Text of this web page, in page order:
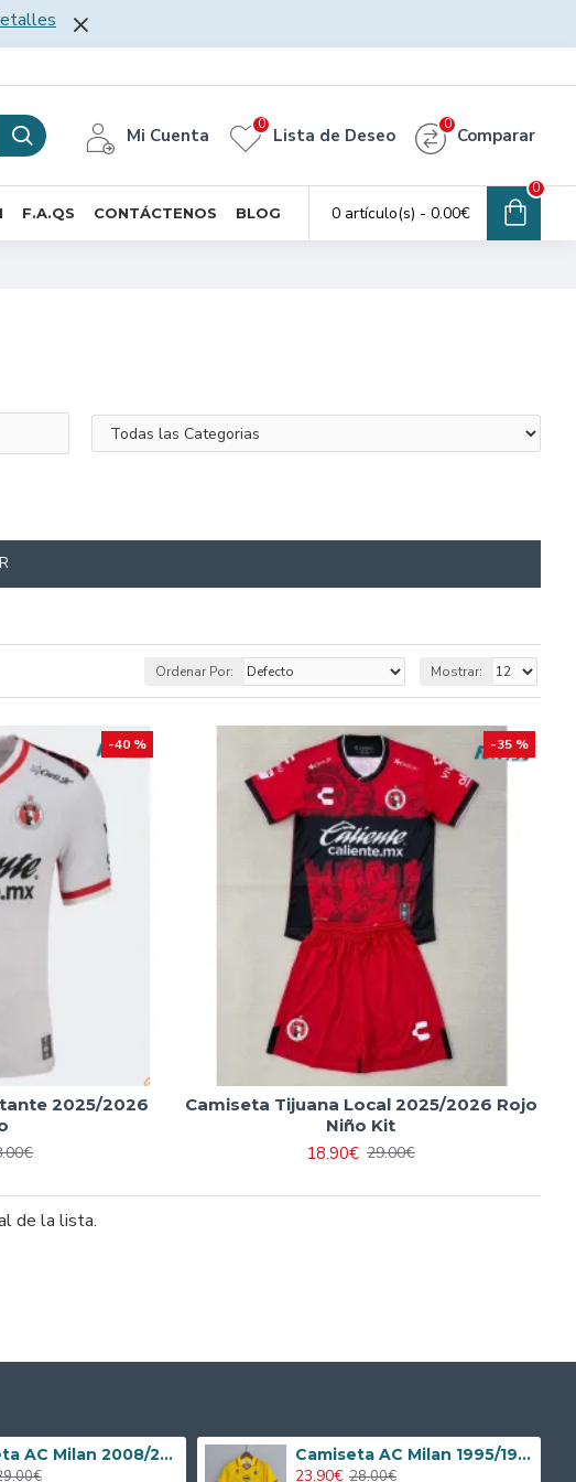
Mi Cuenta Lista de Deseo
0
Comparar
0
F.A.QS CONTÁCTENOS BLOG 0 artículo(s) - 0.00€
0
Ordenar Por: Mostrar:
-40 %
2025/2026
-35 %
Camiseta Tijuana Local 2025/2026 Rojo
Niño Kit
18.90€ 29.00€
de la lista.
Camiseta AC Milan 2008/2009 Local Retro Niño Kit Camiseta AC Milan 1995/1996 Alternativo Retro
23.90€ 28.00€